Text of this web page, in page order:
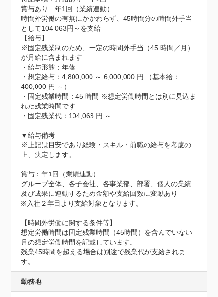
賞与あり　年1回（業績連動）
時間外労働の有無にかかわらず、45時間分の時間外手当
として104,063円～を支給
【給与】
※固定残業制のため、一定の時間外手当（45 時間／月）
が月給に含まれます
・給与形態：年俸
・想定給与：4,800,000 ～ 6,000,000 円 （基本給：
400,000 円 ～）
・固定残業時間：45 時間 ※想定労働時間とは別に見込ま
れた残業時間です
・固定残業代：104,063 円 ～
▼給与備考
※上記は目安であり経験・スキル・前職の給与を考慮の
上、決定します。
賞与：年1回（業績連動）
グループ全体、各子会社、各事業部、部署、個人の業績
及び成果に連動するため金額や支給回数に変動あり
※入社２年目より支給対象となります。
【時間外労働に関する条件等】
想定労働時間は固定残業時間（45時間）を含んでいない
月の想定労働時間を記載しています。
残業45時間を超える場合は別途で残業代が支給されま
す。
勤務地